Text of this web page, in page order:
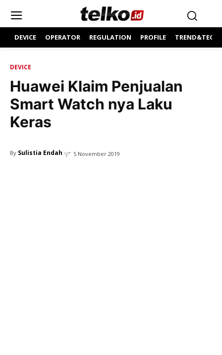
DEVICE OPERATOR REGULATION PROFILE
DEVICE
Huawei Klaim Penjualan
Smart Watch nya Laku
Keras
By Sulistia Endah 5 November 2019